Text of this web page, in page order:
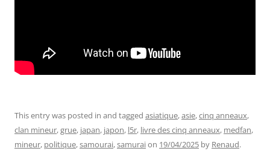
This entry was posted in and tagged asiatique,asie,cinq anneaux,
clan mineur,grue, japan, japon, l5r, livre des cinq anneaux, medfan,
mineur, politique,samourai,samuraion 19/04/2025 by Renaud.